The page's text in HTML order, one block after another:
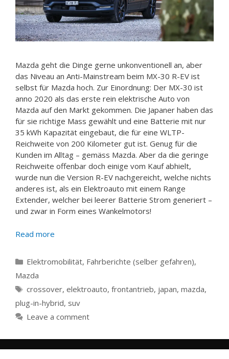
Mazda geht die Dinge gerne unkonventionell an, aber
das Niveau an Anti-Mainstream beim MX-30 R-EV ist
selbst für Mazda hoch. Zur Einordnung: Der MX-30 ist
anno 2020 als das erste rein elektrische Auto von
Mazda auf den Markt gekommen. Die Japaner haben das
für sie richtige Mass gewählt und eine Batterie mit nur
35 kWh Kapazität eingebaut, die für eine WLTP-
Reichweite von 200 Kilometer gut ist. Genug für die
Kunden im Alltag – gemäss Mazda. Aber da die geringe
Reichweite offenbar doch einige vom Kauf abhielt,
wurde nun die Version R-EV nachgereicht, welche nichts
anderes ist, als ein Elektroauto mit einem Range
Extender, welcher bei leerer Batterie Strom generiert –
und zwar in Form eines Wankelmotors!
Read more
Categories
Elektromobilität, Fahrberichte (selber gefahren),
Mazda
Tags
crossover, elektroauto, frontantrieb, japan, mazda,
plug-in-hybrid, suv
Leave a comment